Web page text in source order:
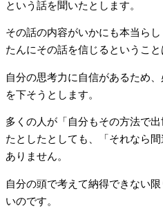
という話を聞いたとします。
その話の内容がいかにも本当ら
たんにその話を信じるということ
自分の思考力に自信があるため
を下そうとします。
多くの人が「自分もその方法で
たとしたとしても、「それなら
ありません。
自分の頭で考えて納得できない
いのです。